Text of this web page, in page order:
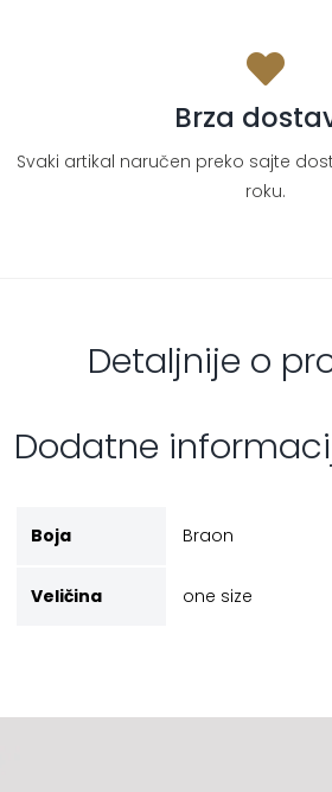
Brza
Svaki artikal naručen preko sajte
roku.
Detaljnije o
Dodatne
Boja Braon
Veličina one size